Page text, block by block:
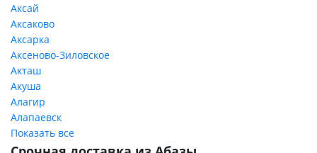
Аксай
Аксаково
Аксарка
Аксеново-Зиловское
Акташ
Акуша
Алагир
Алапаевск
Показать все